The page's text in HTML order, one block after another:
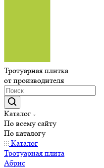
Тротуарная плитка
от производителя
Каталог
По всему сайту
По каталогу
Каталог
Тротуарная плита
Абрис